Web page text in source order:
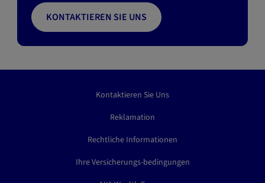
KONTAKTIEREN SIE UNS
Kontaktieren Sie Uns
Reklamation
Rechtliche Informationen
Ihre Versicherungs-bedingungen